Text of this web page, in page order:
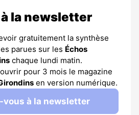
la newsletter
gratuitement la synthèse
parues sur les Échos
chaque lundi matin.
pour 3 mois le magazine
en version numérique.
à la newsletter